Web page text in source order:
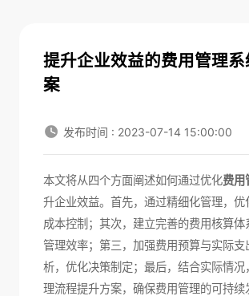
提升企业效益的费用管理
案
发布时间 : 2023-07-14 15:00:00
本文将从四个方面阐述如何通过优化费用
升企业效益。首先，通过精细化管理，优
成本控制；其次，建立完善的费用核算体
管理效率；第三，加强费用预算与实际支
析，优化决策制定；最后，结合实际情况
理流程提升方案，确保费用管理的可持续